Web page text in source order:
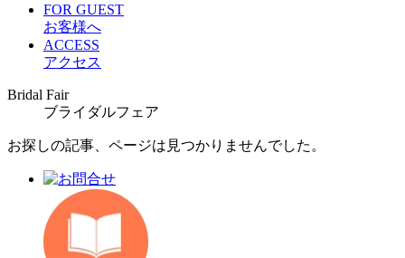
FOR GUEST
お客様へ
ACCESS
アクセス
Bridal Fair
ブライダルフェア
お探しの記事、ページは見つかりませんでした。